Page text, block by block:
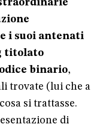
i suoi antenati
titolato
binario,
trovate (lui che a
si trattasse.
di